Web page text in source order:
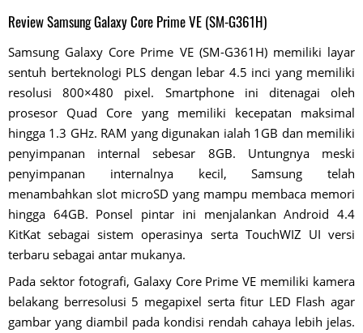
Review Samsung Galaxy Core Prime VE (SM-G361H)
Samsung Galaxy Core Prime VE (SM-G361H) memiliki layar
sentuh berteknologi PLS dengan lebar 4.5 inci yang memiliki
resolusi 800×480 pixel. Smartphone ini ditenagai oleh
prosesor Quad Core yang memiliki kecepatan maksimal
hingga 1.3 GHz. RAM yang digunakan ialah 1GB dan memiliki
penyimpanan internal sebesar 8GB. Untungnya meski
penyimpanan internalnya kecil, Samsung telah
menambahkan slot microSD yang mampu membaca memori
hingga 64GB. Ponsel pintar ini menjalankan Android 4.4
KitKat sebagai sistem operasinya serta TouchWIZ UI versi
terbaru sebagai antar mukanya.
Pada sektor fotografi, Galaxy Core Prime VE memiliki kamera
belakang berresolusi 5 megapixel serta fitur LED Flash agar
gambar yang diambil pada kondisi rendah cahaya lebih jelas.